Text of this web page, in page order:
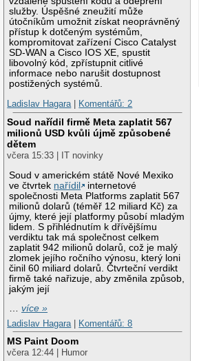
služby. Úspěšné zneužití může
útočníkům umožnit získat neoprávněný
přístup k dotčeným systémům,
kompromitovat zařízení Cisco Catalyst
SD-WAN a Cisco IOS XE, spustit
libovolný kód, zpřístupnit citlivé
informace nebo narušit dostupnost
postižených systémů.
Ladislav Hagara| Komentářů: 2
Soud nařídil firmě Meta zaplatit 567
milionů USD kvůli újmě způsobené
dětem
včera 15:33 | IT novinky
Soud v americkém státě Nové Mexiko
ve čtvrtek nařídil
internetové
společnosti Meta Platforms zaplatit 567
milionů dolarů (téměř 12 miliard Kč) za
újmy, které její platformy působí mladým
lidem. S přihlédnutím k dřívějšímu
verdiktu tak má společnost celkem
zaplatit 942 milionů dolarů, což je malý
zlomek jejího ročního výnosu, který loni
činil 60 miliard dolarů. Čtvrteční verdikt
firmě také nařizuje, aby změnila způsob,
jakým její
…více »
Ladislav Hagara
Komentářů: 8
MS Paint Doom
včera 12:44 | Humor